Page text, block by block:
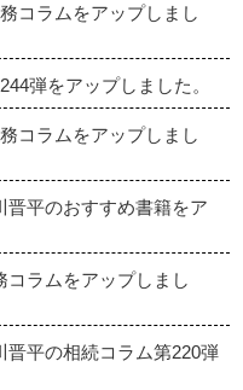
コラムをアップしまし
弾をアップしました。
コラムをアップしまし
平のおすすめ書籍をア
ラムをアップしまし
平の相続コラム第220弾